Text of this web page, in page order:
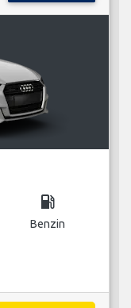
local_gas_station
Benzin